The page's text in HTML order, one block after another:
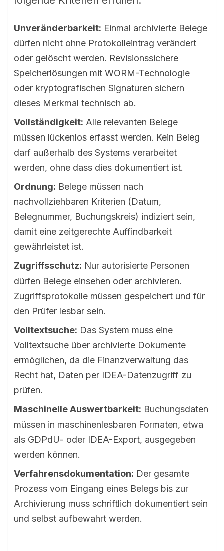
Unveränderbarkeit: Einmal archivierte Belege
dürfen nicht ohne Protokolleintrag verändert
oder gelöscht werden. Revisionssichere
Speicherlösungen mit WORM-Technologie
oder kryptografischen Signaturen sichern
dieses Merkmal technisch ab.
Vollständigkeit: Alle relevanten Belege
müssen lückenlos erfasst werden. Kein Beleg
darf außerhalb des Systems verarbeitet
werden, ohne dass dies dokumentiert ist.
Ordnung: Belege müssen nach
nachvollziehbaren Kriterien (Datum,
Belegnummer, Buchungskreis) indiziert sein,
damit eine zeitgerechte Auffindbarkeit
gewährleistet ist.
Zugriffsschutz: Nur autorisierte Personen
dürfen Belege einsehen oder archivieren.
Zugriffsprotokolle müssen gespeichert und für
den Prüfer lesbar sein.
Volltextsuche: Das System muss eine
Volltextsuche über archivierte Dokumente
ermöglichen, da die Finanzverwaltung das
Recht hat, Daten per IDEA-Datenzugriff zu
prüfen.
Maschinelle Auswertbarkeit: Buchungsdaten
müssen in maschinenlesbaren Formaten, etwa
als GDPdU- oder IDEA-Export, ausgegeben
werden können.
Verfahrensdokumentation: Der gesamte
Prozess vom Eingang eines Belegs bis zur
Archivierung muss schriftlich dokumentiert sein
und selbst aufbewahrt werden.